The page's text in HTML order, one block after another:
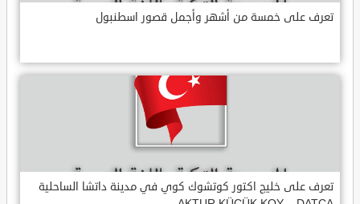
تعرف على خمسة من أشهر وأجمل قصور اسطنبول
تعرف على خليج اكتور كوتشوك كوي في مدينة داتشا الساحلية